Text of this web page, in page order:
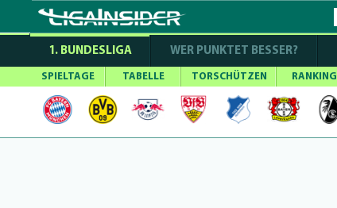
1. BUNDESLIGA WER PUNKTET BESSER?
SPIELTAGE TABELLE TORSCHÜTZEN RANKING